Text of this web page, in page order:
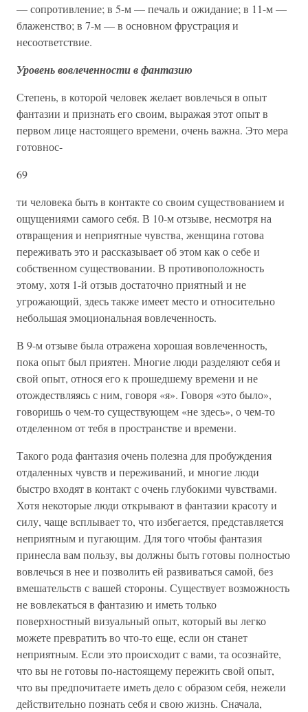
— сопротивление; в 5-м — печаль и ожидание; в 11-м —
блаженство; в 7-м — в основном фрустрация и
несоответствие.
Уровень вовлеченности в фантазию
Степень, в которой человек желает вовлечься в опыт
фантазии и признать его своим, выражая этот опыт в
первом лице настоящего времени, очень важна. Это мера
готовнос-
69
ти человека быть в контакте со своим существованием и
ощущениями самого себя. В 10-м отзыве, несмотря на
отвращения и неприятные чувства, женщина готова
переживать это и рассказывает об этом как о себе и
собственном существовании. В противоположность
этому, хотя 1-й отзыв достаточно приятный и не
угрожающий, здесь также имеет место и относительно
небольшая эмоциональная вовлеченность.
В 9-м отзыве была отражена хорошая вовлеченность,
пока опыт был приятен. Многие люди разделяют себя и
свой опыт, относя его к прошедшему времени и не
отождествляясь с ним, говоря «я». Говоря «это было»,
говоришь о чем-то существующем «не здесь», о чем-то
отделенном от тебя в пространстве и времени.
Такого рода фантазия очень полезна для пробуждения
отдаленных чувств и переживаний, и многие люди
быстро входят в контакт с очень глубокими чувствами.
Хотя некоторые люди открывают в фантазии красоту и
силу, чаще всплывает то, что избегается, представляется
неприятным и пугающим. Для того чтобы фантазия
принесла вам пользу, вы должны быть готовы полностью
вовлечься в нее и позволить ей развиваться самой, без
вмешательств с вашей стороны. Существует возможность
не вовлекаться в фантазию и иметь только
поверхностный визуальный опыт, который вы легко
можете превратить во что-то еще, если он станет
неприятным. Если это происходит с вами, та осознайте,
что вы не готовы по-настоящему пережить свой опыт,
что вы предпочитаете иметь дело с образом себя, нежели
действительно познать себя и свою жизнь. Сначала,